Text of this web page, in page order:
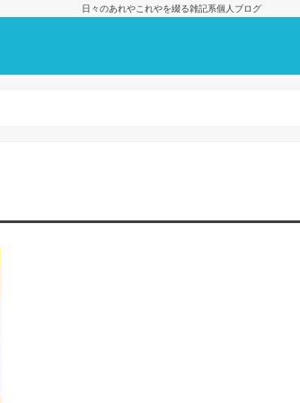
日々のあれやこれやを綴る雑記系個人ブログ